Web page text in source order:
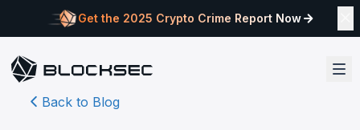
Get the 2025 Crypto Crime Report Now
Back to Blog